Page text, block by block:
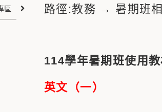
路徑:教務 → 暑期班
114學年暑期班使用
英文（一）
區